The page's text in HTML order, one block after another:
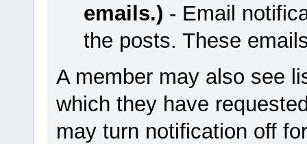
emails.) - Email
the posts. These
A member may also see
which they have
may turn notification off